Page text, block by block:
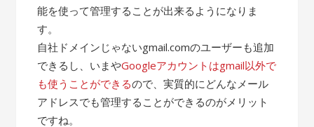
能を使って管理することが出来るようになりま
す。
自社ドメインじゃないgmail.comのユーザーも追加
できるし、いまやGoogleアカウントはgmail以外で
も使うことができるので、実質的にどんなメール
アドレスでも管理することができるのがメリット
ですね。